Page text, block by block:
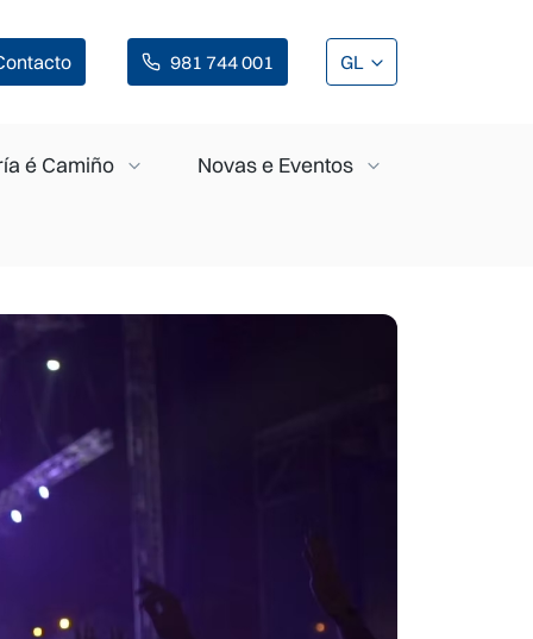
981 744 001 GL
é Camiño Novas e Eventos